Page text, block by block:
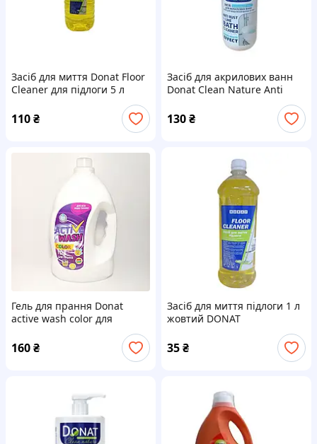
Засіб для миття Donat Floor
Cleaner для підлоги 5 л
110₴
Засіб для акрилових ванн
Donat Clean Nature Anti
Rust & Lime Bath Cleaner
Snow-White Effect
130₴
Гель для прання Donat
active wash color для
160₴
Засіб для миття підлоги 1 л
жовтий DONAT
35₴